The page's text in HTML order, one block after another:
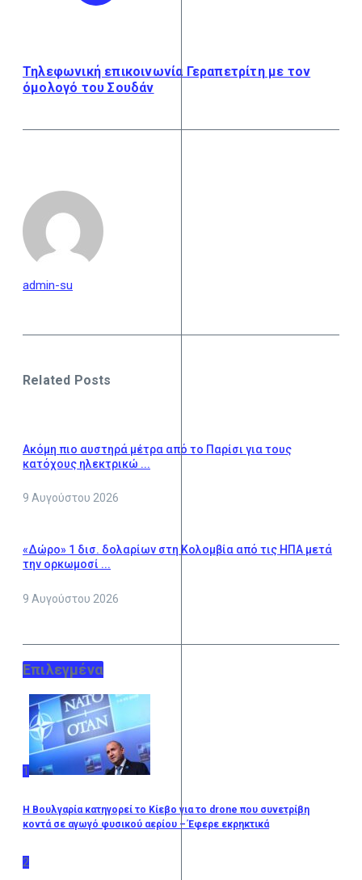
Τηλεφωνική επικοινωνία Γεραπετρίτη με τον
όμολογό του Σουδάν
admin-su
Related Posts
Ακόμη πιο αυστηρά μέτρα από το Παρίσι για τους
κατόχους ηλεκτρικώ ...
9 Αυγούστου 2026
«Δώρο» 1 δισ. δολαρίων στη Κολομβία από τις ΗΠΑ μετά
την ορκωμοσί ...
9 Αυγούστου 2026
Επιλεγμένα
1
Η Βουλγαρία κατηγορεί το Κίεβο για το drone που συνετρίβη
κοντά σε αγωγό φυσικού αερίου – Έφερε εκρηκτικά
2